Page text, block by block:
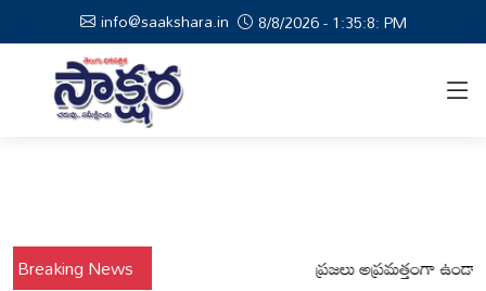
info@saakshara.in 8/8/2026 - 1:35:9: PM
Breaking News
నేపథ్యంలో కోటపల్లి, వేమనపల్లి మండలాల ప్రజలు అప్రమత్తంగా ఉండాలి